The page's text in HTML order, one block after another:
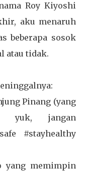
Roy Kiyoshi
aku menaruh
beberapa sosok
atau tidak.
Pinang (yang
yuk, jangan
#stayhealthy
yang memimpin